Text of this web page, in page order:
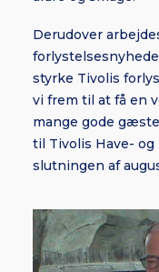
Derudover
styrke Tivolis
vi frem til at få en
mange gode
til Tivolis Have-
slutningen af